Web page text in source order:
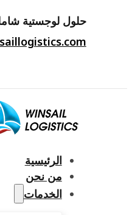
حلول لوجستية
الرئيسية
من نحن
الخدمات